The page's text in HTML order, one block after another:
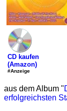
CD kaufen
(Amazon)
#Anzeige
aus dem Album "
erfolgreichsten